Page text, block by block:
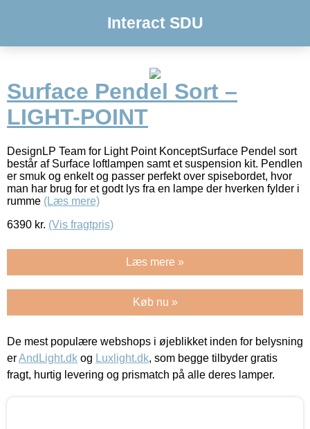
Interact SDU
Surface Pendel Sort –
LIGHT-POINT
DesignLP Team for Light Point KonceptSurface Pendel sort
består af Surface loftlampen samt et suspension kit. Pendlen
er smuk og enkelt og passer perfekt over spisebordet, hvor
man har brug for et godt lys fra en lampe der hverken fylder i
rumme (Læs mere)
6390 kr. (Vis fragtpris)
Læs mere »
Køb nu »
De mest populære webshops i øjeblikket inden for belysning
erAndLight.dk og Luxlight.dk, som begge tilbyder gratis
fragt, hurtig levering og prismatch på alle deres lamper.